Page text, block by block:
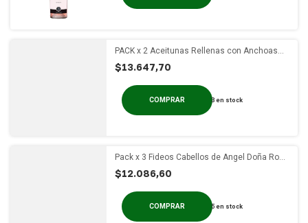
PACK x 2 Aceitunas Rellenas con Anchoas
$13.647,70
3 en stock
Pack x 3 Fideos Cabellos de Angel Doña Rosa
$12.086,60
5 en stock